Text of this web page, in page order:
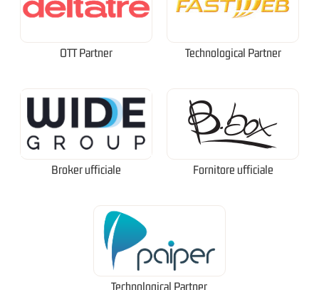
OTT Partner Technological Partner
Broker ufficiale Fornitore ufficiale
Technological Partner